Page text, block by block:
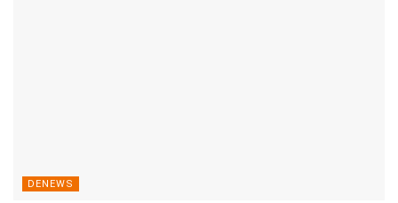
DENEWS